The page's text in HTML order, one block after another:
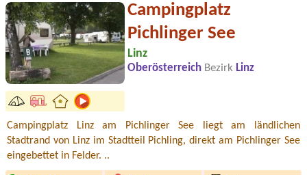
Campingplatz
Pichlinger See
Linz
Oberösterreich Bezirk Linz
Campingplatz Linz am Pichlinger See liegt am ländlichen
Stadtrand von Linz im Stadtteil Pichling, direkt am Pichlinger See
eingebettet in Felder. ..